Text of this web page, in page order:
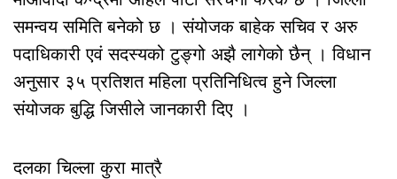
समन्वय समिति बनेको छ । संयोजक बाहेक सचिव र अरु
पदाधिकारी एवं सदस्यको टुङ्गो अझै लागेको छैन् । विधान
अनुसार ३५ प्रतिशत महिला प्रतिनिधित्व हुने जिल्ला
संयोजक बुद्धि जिसीले जानकारी दिए ।
दलका चिल्ला कुरा मात्रै